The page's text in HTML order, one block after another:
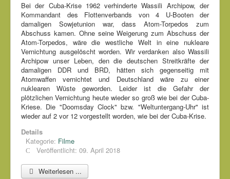
Bei der Cuba-Krise 1962 verhinderte Wassili Archipow, der
Kommandant des Flottenverbands von 4 U-Booten der
damaligen Sowjetunion war, dass Atom-Torpedos zum
Abschuss kamen. Ohne seine Weigerung zum Abschuss der
Atom-Torpedos, wäre die westliche Welt in eine nukleare
Vernichtung ausgelöscht worden. Wir verdanken also Wassili
Archipow unser Leben, den die deutschen Streitkräfte der
damaligen DDR und BRD, hätten sich gegenseitig mit
Atomwaffen vernichtet und Deutschland wäre zu einer
nuklearen Wüste geworden. Leider ist die Gefahr der
plötzlichen Vernichtung heute wieder so groß wie bei der Cuba-
Kriese. Die "Doomsday Clock" bzw. "Weltuntergang-Uhr" ist
wieder auf 2 vor 12 vorgestellt worden, wie bei der Cuba-Krise.
Details
Kategorie: Filme
Veröffentlicht: 09. April 2018
Weiterlesen ...